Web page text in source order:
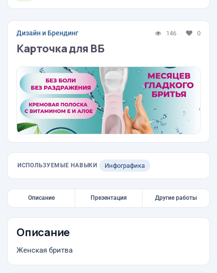
Дизайн и Брендинг 146 0
Карточка для ВБ
ИСПОЛЬЗУЕМЫЕ НАВЫКИ Инфографика
Описание Презентация Другие работы
Описание
Женская бритва